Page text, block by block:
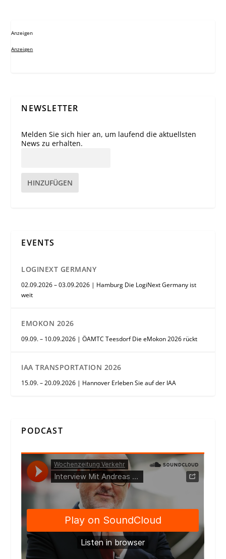
Anzeigen
Anzeigen
NEWSLETTER
Melden Sie sich hier an, um laufend die aktuellsten
News zu erhalten.
HINZUFÜGEN
EVENTS
LOGINEXT GERMANY
02.09.2026 – 03.09.2026 | Hamburg Die LogiNext Germany ist
weit
EMOKON 2026
09.09. – 10.09.2026 | ÖAMTC Teesdorf Die eMokon 2026 rückt
IAA TRANSPORTATION 2026
15.09. – 20.09.2026 | Hannover Erleben Sie auf der IAA
PODCAST